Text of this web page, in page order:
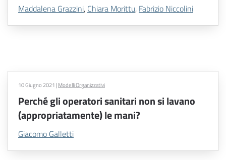
Maddalena Grazzini, Chiara Morittu, Fabrizio Niccolini
10 Giugno 2021 |Modelli Organizzativi
Perché gli operatori sanitari non si lavano
(appropriatamente) le mani?
Giacomo Galletti